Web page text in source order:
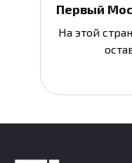
Первый
На этой